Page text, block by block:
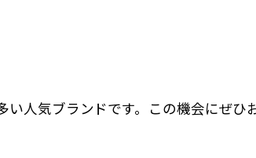
人気ブランドです。この機会にぜひ